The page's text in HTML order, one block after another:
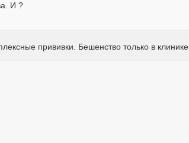
И ?
прививки. Бешенство только в клинике.